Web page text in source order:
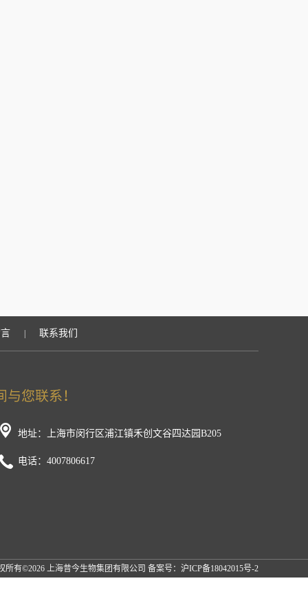
联系我们
地址：上海市闵行区浦江镇禾创文谷四达园B205
电话：4007806617
所有©2026 上海昔今生物集团有限公司 备案号： 沪ICP备18042015号-2